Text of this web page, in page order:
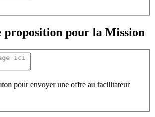
proposition pour la Mission
pour envoyer une offre au facilitateur